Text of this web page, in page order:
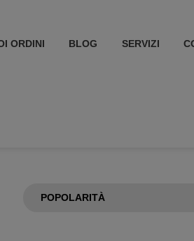
ORDINI BLOG SERVIZI